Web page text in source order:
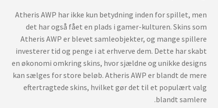
Atheris AWP har ikke kun betydning inden for spillet, men
det har også fået en plads i gamer-kulturen. Skins som
Atheris AWP er blevet samleobjekter, og mange spillere
investerer tid og penge i at erhverve dem. Dette har skabt
en økonomi omkring skins, hvor sjældne og unikke designs
kan sælges for store beløb. Atheris AWP er blandt de mere
eftertragtede skins, hvilket gør det til et populært valg
blandt samlere.